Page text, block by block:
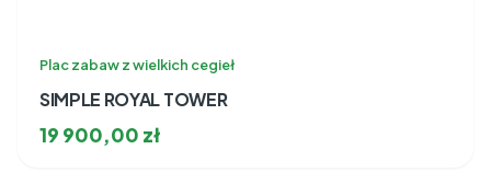
Plac zabaw z wielkich cegieł
SIMPLE ROYAL TOWER
19 900,00 zł